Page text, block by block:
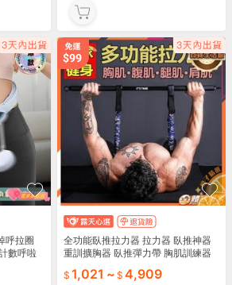
呼拉圈
數呼啦
全功能臥推拉力器 拉力器 臥推神器
重訓擴胸器 臥推彈力帶 胸肌訓練器
腳蹬拉力器
1,021 ~ 4,909